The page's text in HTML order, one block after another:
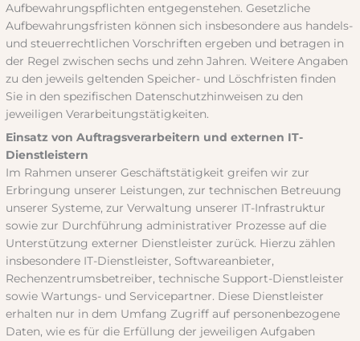
Aufbewahrungspflichten entgegenstehen. Gesetzliche
Aufbewahrungsfristen können sich insbesondere aus handels-
und steuerrechtlichen Vorschriften ergeben und betragen in
der Regel zwischen sechs und zehn Jahren. Weitere Angaben
zu den jeweils geltenden Speicher- und Löschfristen finden
Sie in den spezifischen Datenschutzhinweisen zu den
jeweiligen Verarbeitungstätigkeiten.
Einsatz von Auftragsverarbeitern und externen IT-
Dienstleistern
Im Rahmen unserer Geschäftstätigkeit greifen wir zur
Erbringung unserer Leistungen, zur technischen Betreuung
unserer Systeme, zur Verwaltung unserer IT-Infrastruktur
sowie zur Durchführung administrativer Prozesse auf die
Unterstützung externer Dienstleister zurück. Hierzu zählen
insbesondere IT-Dienstleister, Softwareanbieter,
Rechenzentrumsbetreiber, technische Support-Dienstleister
sowie Wartungs- und Servicepartner. Diese Dienstleister
erhalten nur in dem Umfang Zugriff auf personenbezogene
Daten, wie es für die Erfüllung der jeweiligen Aufgaben